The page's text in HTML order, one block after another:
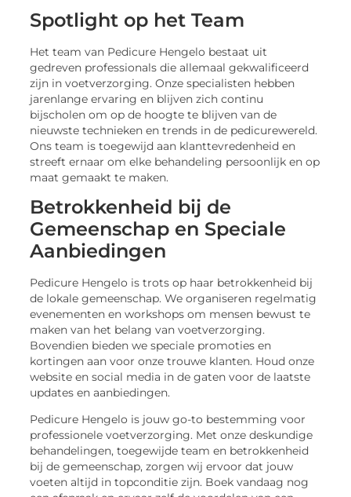
Spotlight op het Team
Het team van Pedicure Hengelo bestaat uit
gedreven professionals die allemaal gekwalificeerd
zijn in voetverzorging. Onze specialisten hebben
jarenlange ervaring en blijven zich continu
bijscholen om op de hoogte te blijven van de
nieuwste technieken en trends in de pedicurewereld.
Ons team is toegewijd aan klanttevredenheid en
streeft ernaar om elke behandeling persoonlijk en op
maat gemaakt te maken.
Betrokkenheid bij de
Gemeenschap en Speciale
Aanbiedingen
Pedicure Hengelo is trots op haar betrokkenheid bij
de lokale gemeenschap. We organiseren regelmatig
evenementen en workshops om mensen bewust te
maken van het belang van voetverzorging.
Bovendien bieden we speciale promoties en
kortingen aan voor onze trouwe klanten. Houd onze
website en social media in de gaten voor de laatste
updates en aanbiedingen.
Pedicure Hengelo is jouw go-to bestemming voor
professionele voetverzorging. Met onze deskundige
behandelingen, toegewijde team en betrokkenheid
bij de gemeenschap, zorgen wij ervoor dat jouw
voeten altijd in topconditie zijn. Boek vandaag nog